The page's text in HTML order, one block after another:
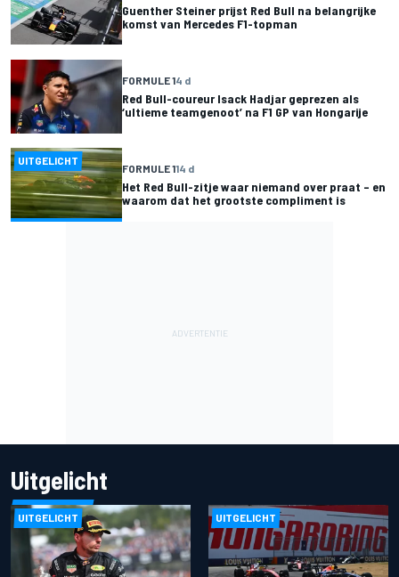
Guenther Steiner prijst Red Bull na belangrijke
komst van Mercedes F1-topman
FORMULE 14 d
Red Bull-coureur Isack Hadjar geprezen als
‘ultieme teamgenoot’ na F1 GP van Hongarije
UITGELICHT
FORMULE 114 d
Het Red Bull-zitje waar niemand over praat – en
waarom dat het grootste compliment is
Uitgelicht
UITGELICHT UITGELICHT